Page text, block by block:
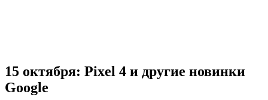
15 октября: Pixel 4 и другие новинки
Google